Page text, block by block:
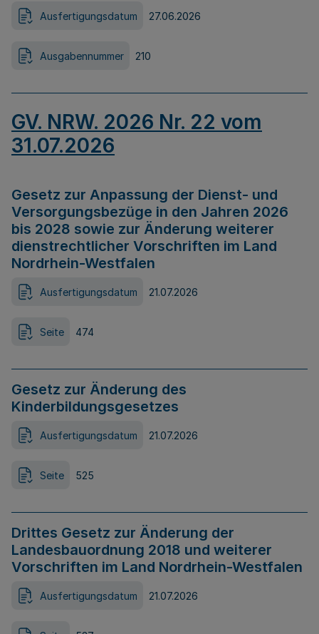
Ausfertigungsdatum 27.06.2026
Ausgabennummer 210
GV. NRW. 2026 Nr. 22 vom
31.07.2026
Gesetz zur Anpassung der Dienst- und
Versorgungsbezüge in den Jahren 2026
bis 2028 sowie zur Änderung weiterer
dienstrechtlicher Vorschriften im Land
Nordrhein-Westfalen
Ausfertigungsdatum 21.07.2026
Seite 474
Gesetz zur Änderung des
Kinderbildungsgesetzes
Ausfertigungsdatum 21.07.2026
Seite 525
Drittes Gesetz zur Änderung der
Landesbauordnung 2018 und weiterer
Vorschriften im Land Nordrhein-Westfalen
Ausfertigungsdatum 21.07.2026